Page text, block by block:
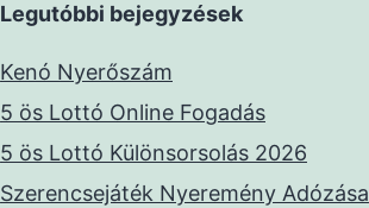
Legutóbbi bejegyzések
Kenó Nyerőszám
5 ös Lottó Online Fogadás
5 ös Lottó Különsorsolás 2026
Szerencsejáték Nyeremény Adózása